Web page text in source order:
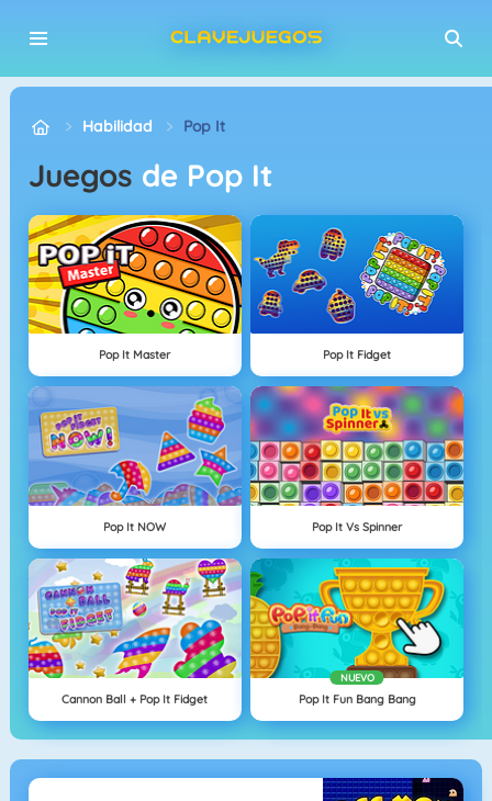
Habilidad Pop It
Juegos de Pop It
Pop It Master Pop It Fidget
Pop It NOW Pop It Vs Spinner
Cannon Ball + Pop It Fidget
NUEVO
Pop It Fun Bang Bang